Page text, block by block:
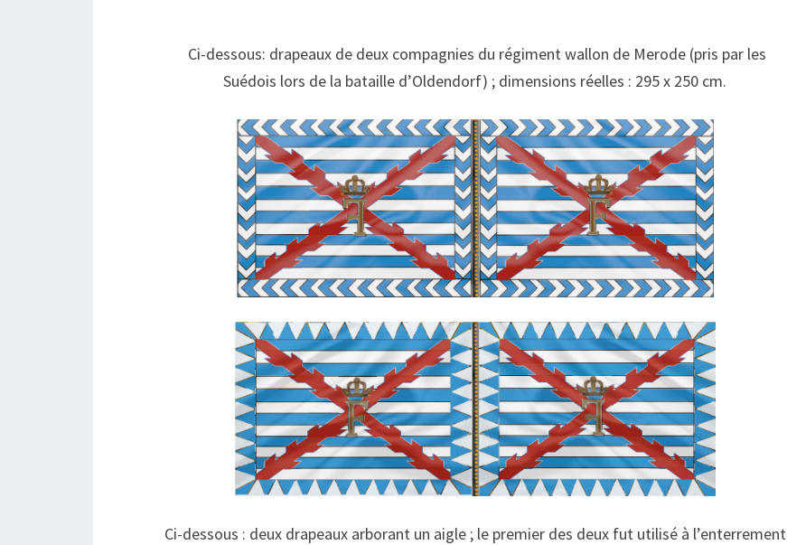
Ci-dessous: drapeaux de deux compagnies du régiment wallon de Merode (pris par les
Suédois lors de la bataille d’Oldendorf) ; dimensions réelles : 295 x 250 cm.
Ci-dessous : deux drapeaux arborant un aigle ; le premier des deux fut utilisé à l’enterrement